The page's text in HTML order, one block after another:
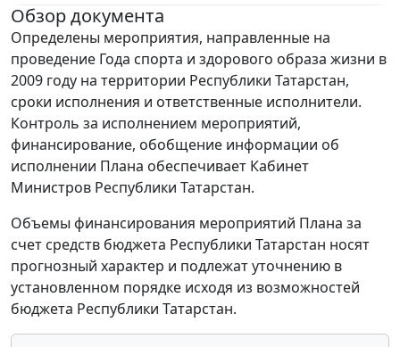
Обзор документа
Определены мероприятия, направленные на
проведение Года спорта и здорового образа жизни в
2009 году на территории Республики Татарстан,
сроки исполнения и ответственные исполнители.
Контроль за исполнением мероприятий,
финансирование, обобщение информации об
исполнении Плана обеспечивает Кабинет
Министров Республики Татарстан.
Объемы финансирования мероприятий Плана за
счет средств бюджета Республики Татарстан носят
прогнозный характер и подлежат уточнению в
установленном порядке исходя из возможностей
бюджета Республики Татарстан.